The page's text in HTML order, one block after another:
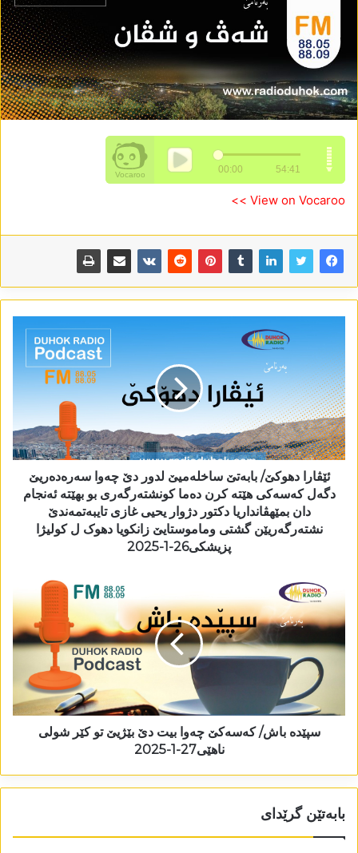
View on Vocaroo >>
ئێڤارا دھوکێ/ بابەتێ ساخلەمیێ لدور دێ چەوا سەرەدەریێ
دگەل کەسەکی ھێتە کرن دەما کونشتەرگەری بو بھێتە ئەنجام
دان بمێھڤانداریا دکتور دژوار یحیی غازی تایبەتمەندێ
نشتەرگەریێن گشتی وماموستایێ زانکویا دھوک ل کولیژا
پزیشکی26-1-2025
سپێدە باش/ کەسەکێ چەوا بیت دێ بێژیێ تو کێر شولی
ناھێی27-1-2025
بابەتێن گرێدای